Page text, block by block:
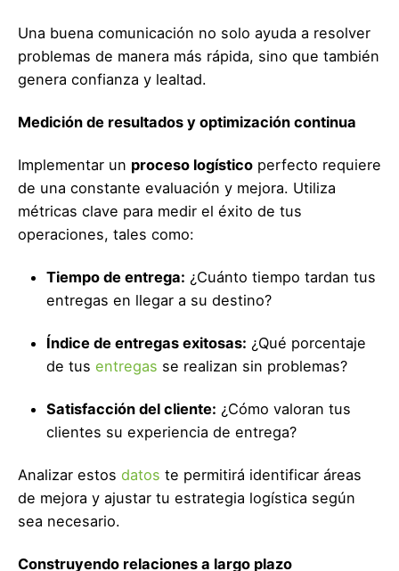
Una buena comunicación no solo ayuda a resolver
problemas de manera más rápida, sino que también
genera confianza y lealtad.
Medición de resultados y optimización continua
Implementar un proceso logístico perfecto requiere
de una constante evaluación y mejora. Utiliza
métricas clave para medir el éxito de tus
operaciones, tales como:
Tiempo de entrega: ¿Cuánto tiempo tardan tus
entregas en llegar a su destino?
Índice de entregas exitosas: ¿Qué porcentaje
de tus entregas se realizan sin problemas?
Satisfacción del cliente: ¿Cómo valoran tus
clientes su experiencia de entrega?
Analizar estos datos te permitirá identificar áreas
de mejora y ajustar tu estrategia logística según
sea necesario.
Construyendo relaciones a largo plazo